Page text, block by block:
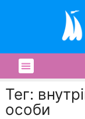
Тег:
особи